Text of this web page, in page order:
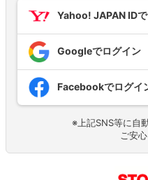
Yahoo! JAPAN ID
Googleでログイン
Facebookでログイ
※上記SNS等に自
ご安